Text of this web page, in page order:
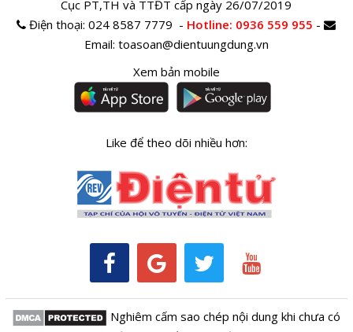
Cục PT,TH và TTĐT cấp ngày 26/07/2019
Điện thoại:024 8587 7779 - Hotline: 0936 559 955 -
Email: toasoan@dientuungdung.vn
Xem bản mobile
Like để theo dõi nhiều hơn:
Nghiêm cấm sao chép nội dung khi chưa có